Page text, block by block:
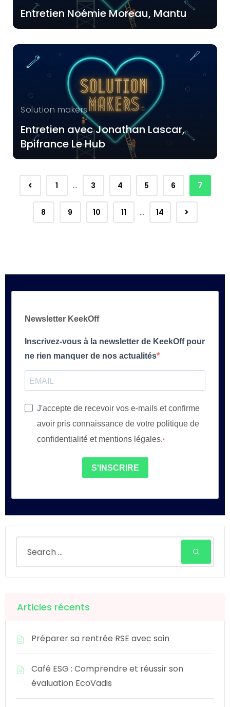
Entretien Noémie Moreau, Mantu
Solution makers
Entretien avec Jonathan Lascar,
Bpifrance Le Hub
1 … 3 4 5 6 7
8 9 10 11 … 14
Newsletter KeekOff
Inscrivez-vous à la newsletter de KeekOff pour
ne rien manquer de nos actualités
J'accepte de recevoir vos e-mails et confirme
avoir pris connaissance de votre politique de
confidentialité et mentions légales.
S'INSCRIRE
Articles récents
Préparer sa rentrée RSE avec soin
Café ESG : Comprendre et réussir son
évaluation EcoVadis